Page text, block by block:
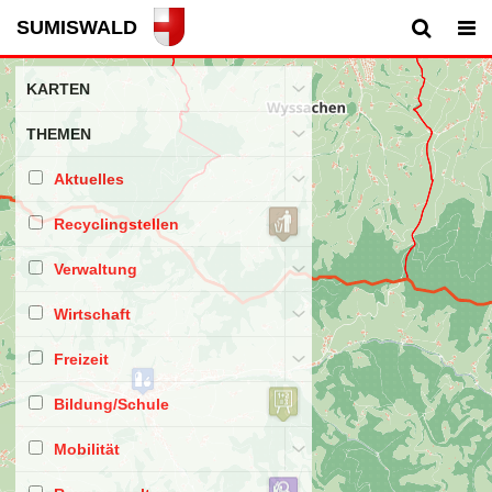
SUMISWALD
KARTEN
Ortsplan
Amtl. Vermessung
Lufbild
Zonenplan
Google Maps
THEMEN
Aktuelles
Baustellen
Veranstaltungen
Recyclingstellen
Abfallsammelstellen
Verwaltung
Abteilungen
Mitarbeitende
Wirtschaft
Unternehmen
Gastgewerbe
Immobilien/Bauland
Freizeit
Vereine
Spielplätze
Bildung/Schule
Bildung/Schule
Mobilität